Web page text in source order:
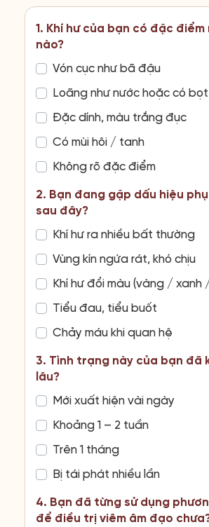
1. Khí hư của bạn có đặc điểm
nào?
Vón cục như bã đậu
Loãng như nước hoặc có bọt
Đặc dính, màu trắng đục
Có mùi hôi / tanh
Không rõ đặc điểm
2. Bạn đang gặp dấu hiệu
sau đây?
Khí hư ra nhiều bất thường
Vùng kín ngứa rát, khó chịu
Khí hư đổi màu (vàng / xanh
Tiểu đau, tiểu buốt
Chảy máu khi quan hệ
3. Tình trạng này của bạn đã
lâu?
Mới xuất hiện vài ngày
Khoảng 1 – 2 tuần
Trên 1 tháng
Bị tái phát nhiều lần
4. Bạn đã từng sử dụng
để điều trị viêm âm đạo